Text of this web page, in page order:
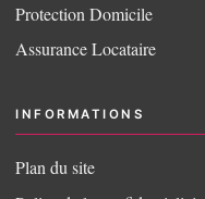
Protection Domicile
Assurance Locataire
INFORMATIONS
Plan du site